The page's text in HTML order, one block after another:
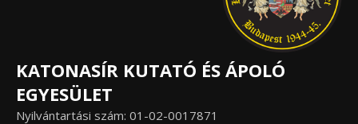
KATONASÍR KUTATÓ ÉS ÁPOLÓ
EGYESÜLET
Nyilvántartási szám: 01-02-0017871